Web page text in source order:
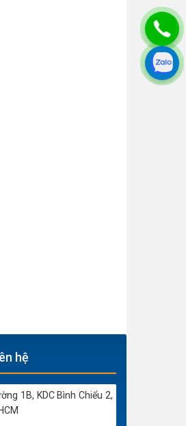
hệ
1B, KDC Bình Chiểu 2,